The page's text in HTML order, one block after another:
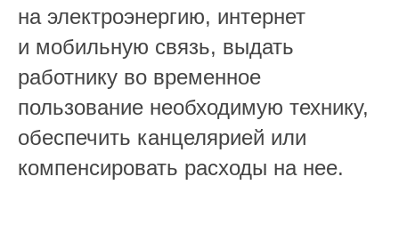
на электроэнергию, интернет
и мобильную связь, выдать
работнику во временное
пользование необходимую технику,
обеспечить канцелярией или
компенсировать расходы на нее.